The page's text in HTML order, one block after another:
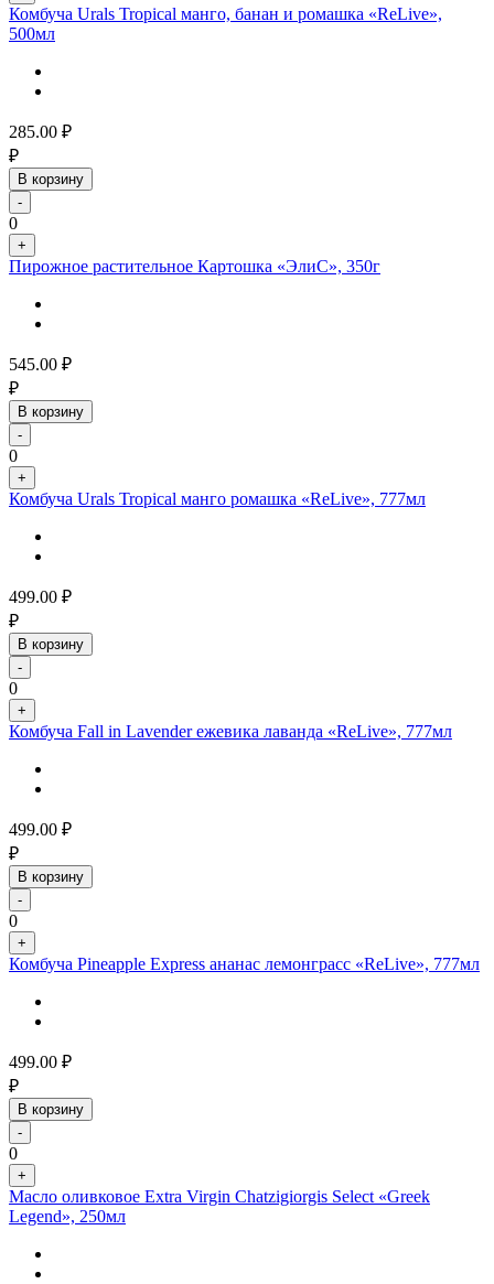
Комбуча Urals Tropical манго, банан и ромашка «ReLive»,
500мл
285.00 ₽
₽
В корзину
-
0
+
Пирожное растительное Картошка «ЭлиС», 350г
545.00 ₽
₽
В корзину
-
0
+
Комбуча Urals Tropical манго ромашка «ReLive», 777мл
499.00 ₽
₽
В корзину
-
0
+
Комбуча Fall in Lavender ежевика лаванда «ReLive», 777мл
499.00 ₽
₽
В корзину
-
0
+
Комбуча Pineapple Express ананас лемонграсс «ReLive», 777мл
499.00 ₽
₽
В корзину
-
0
+
Масло оливковое Extra Virgin Chatzigiorgis Select «Greek
Legend», 250мл